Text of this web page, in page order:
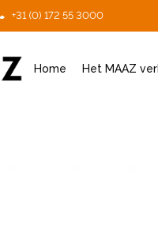
+31 (0) 172 55 3000
Home Het MAAZ